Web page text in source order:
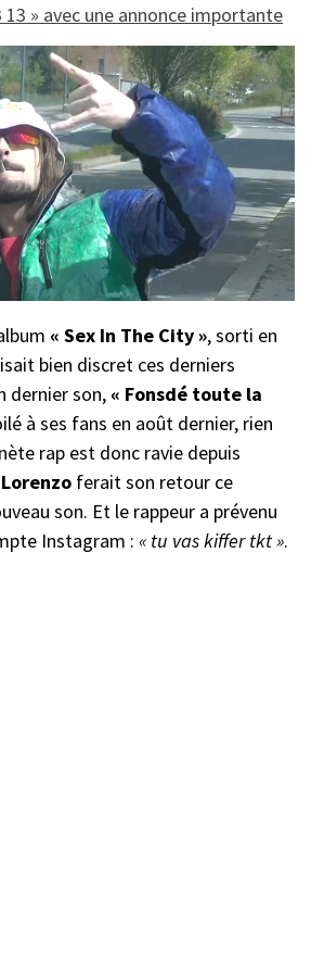
13 » avec une annonce importante
« Sex In The City », sorti en
bien discret ces derniers
dernier son, « Fonsdé toute la
à ses fans en août dernier, rien
rap est donc ravie depuis
Lorenzo ferait son retour ce
son. Et le rappeur a prévenu
Instagram : « tu vas kiffer tkt ».